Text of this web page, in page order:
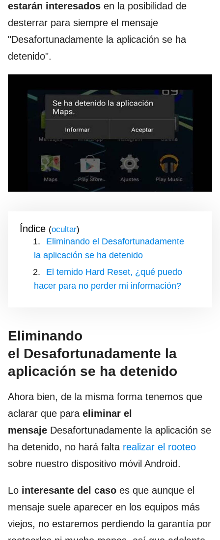
estarán interesados en la posibilidad de
desterrar para siempre el mensaje
"Desafortunadamente la aplicación se ha
detenido".
Índice ( )
Eliminando el Desafortunadamente
la aplicación se ha detenido
El temido Hard Reset, ¿qué puedo
hacer para no perder mi información?
Eliminando
el Desafortunadamente la
aplicación se ha detenido
Ahora bien, de la misma forma tenemos que
aclarar que para eliminar el
mensaje Desafortunadamente la aplicación se
ha detenido, no hará falta realizar el rooteo
sobre nuestro dispositivo móvil Android.
Lo interesante del caso es que aunque el
mensaje suele aparecer en los equipos más
viejos, no estaremos perdiendo la garantía por